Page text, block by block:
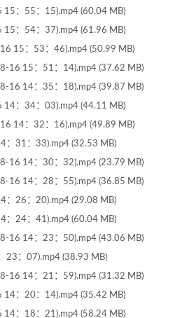
：55：15).mp4 (60.04 MB)
：54：37).mp4 (61.96 MB)
15：53：46).mp4 (50.99 MB)
16 15：51：14).mp4 (37.62 MB)
16 14：35：18).mp4 (39.87 MB)
：34：03).mp4 (44.11 MB)
14：32：16).mp4 (49.89 MB)
31：33).mp4 (32.53 MB)
16 14：30：32).mp4 (23.79 MB)
16 14：28：55).mp4 (36.85 MB)
26：20).mp4 (29.08 MB)
24：41).mp4 (60.04 MB)
16 14：23：50).mp4 (43.06 MB)
：07).mp4 (38.93 MB)
16 14：21：59).mp4 (31.32 MB)
：20：14).mp4 (35.42 MB)
：18：21).mp4 (58.24 MB)